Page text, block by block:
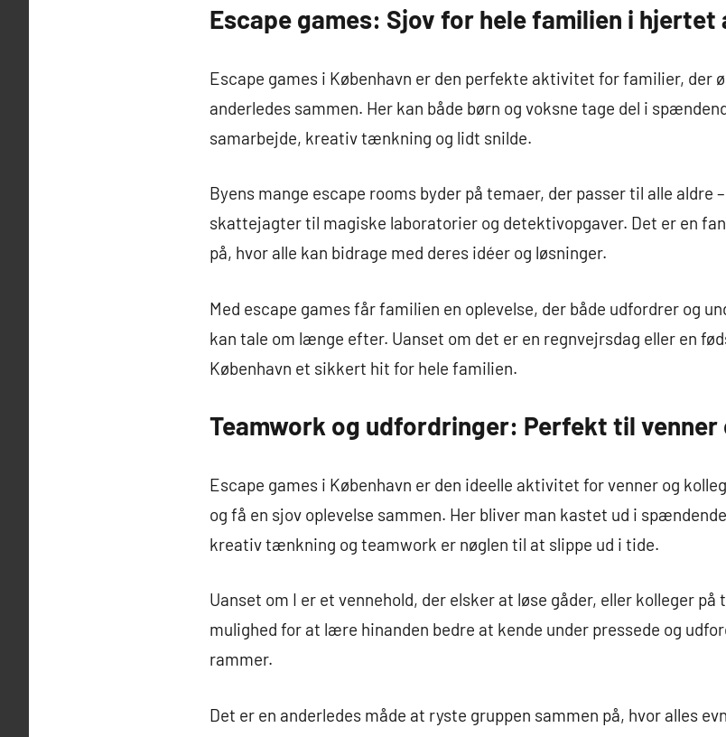
Escape games: Sjov for hele familien i hjertet
Escape games i København er den perfekte aktivitet for familier, der
anderledes sammen. Her kan både børn og voksne tage del i
samarbejde, kreativ tænkning og lidt snilde.
Byens mange escape rooms byder på temaer, der passer til alle aldre
skattejagter til magiske laboratorier og detektivopgaver. Det er en
på, hvor alle kan bidrage med deres idéer og løsninger.
Med escape games får familien en oplevelse, der både udfordrer og
kan tale om længe efter. Uanset om det er en regnvejrsdag eller en
København et sikkert hit for hele familien.
Teamwork og udfordringer: Perfekt til venner
Escape games i København er den ideelle aktivitet for venner og
og få en sjov oplevelse sammen. Her bliver man kastet ud i
kreativ tænkning og teamwork er nøglen til at slippe ud i tide.
Uanset om I er et vennehold, der elsker at løse gåder, eller kolleger
mulighed for at lære hinanden bedre at kende under pressede og
rammer.
Det er en anderledes måde at ryste gruppen sammen på, hvor alles